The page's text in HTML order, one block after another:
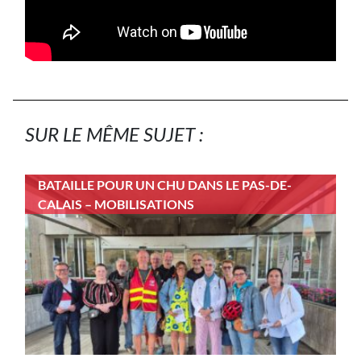
SUR LE MÊME SUJET :
BATAILLE POUR UN CHU DANS LE PAS-DE-
CALAIS – MOBILISATIONS